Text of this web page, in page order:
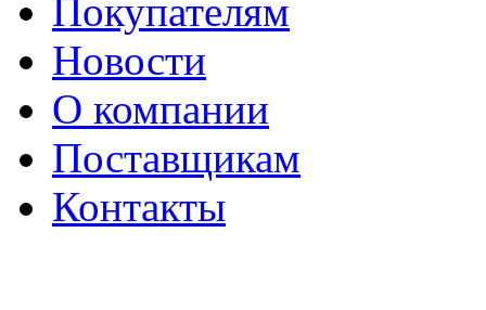
Покупателям
Новости
О компании
Поставщикам
Контакты